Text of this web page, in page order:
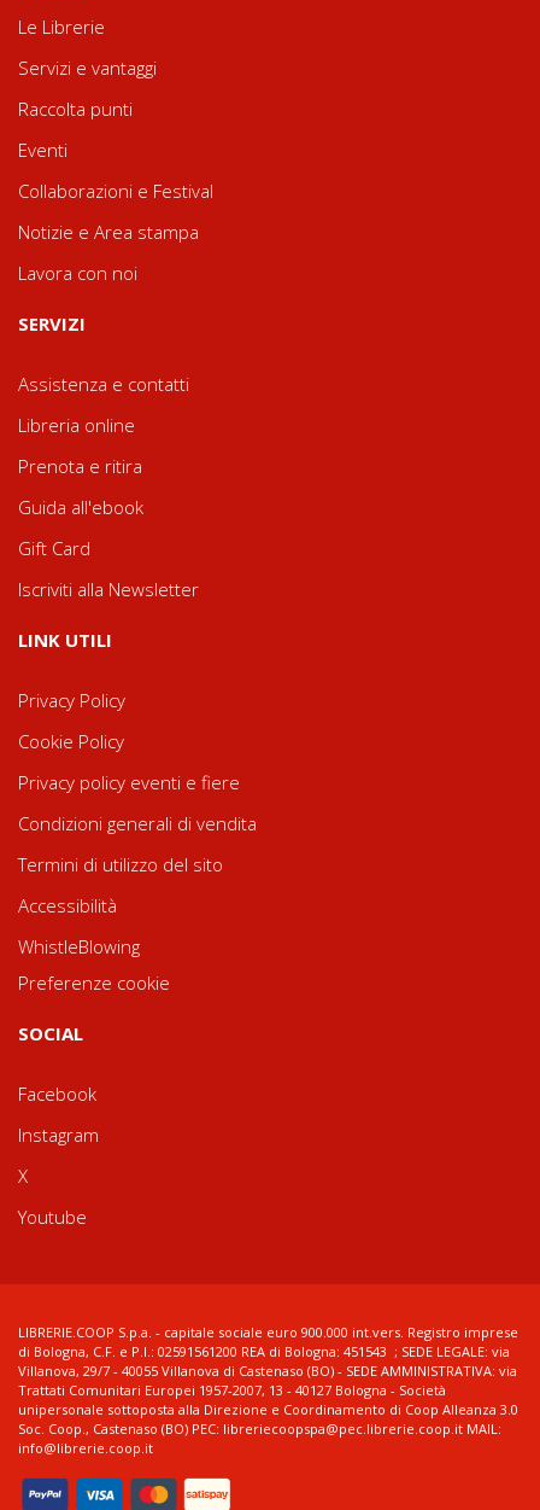
Le Librerie
Servizi e vantaggi
Raccolta punti
Eventi
Collaborazioni e Festival
Notizie e Area stampa
Lavora con noi
SERVIZI
Assistenza e contatti
Libreria online
Prenota e ritira
Guida all'ebook
Gift Card
Iscriviti alla Newsletter
LINK UTILI
Privacy Policy
Cookie Policy
Privacy policy eventi e fiere
Condizioni generali di vendita
Termini di utilizzo del sito
Accessibilità
WhistleBlowing
Preferenze cookie
SOCIAL
Facebook
Instagram
X
Youtube
LIBRERIE.COOP S.p.a. - capitale sociale euro 900.000 int.vers. Registro imprese
di Bologna, C.F. e P.I.: 02591561200 REA di Bologna: 451543 ; SEDE LEGALE: via
Villanova, 29/7 - 40055 Villanova di Castenaso (BO) - SEDE AMMINISTRATIVA: via
Trattati Comunitari Europei 1957-2007, 13 - 40127 Bologna - Società
unipersonale sottoposta alla Direzione e Coordinamento di Coop Alleanza 3.0
Soc. Coop., Castenaso (BO) PEC: libreriecoopspa@pec.librerie.coop.it MAIL:
info@librerie.coop.it